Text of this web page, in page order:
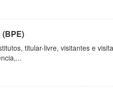
titular-livre, visitantes e